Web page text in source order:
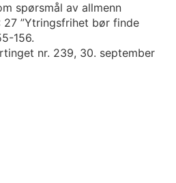
spørsmål av allmenn
27 ”Ytringsfrihet bør finde
156.
nr. 239, 30. september